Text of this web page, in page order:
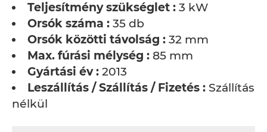
Teljesítmény szükséglet : 3 kW
Orsók száma : 35 db
Orsók közötti távolság : 32 mm
Max. fúrási mélység : 85 mm
Gyártási év : 2013
Leszállítás / Szállítás / Fizetés : Szállítás
nélkül